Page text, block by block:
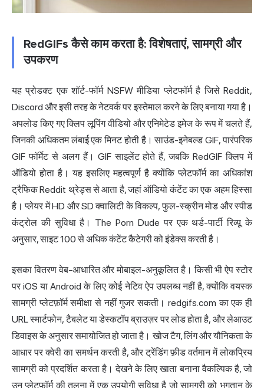
RedGIFs कैसे काम करता है: विशेषताएं, सामग्री और
उपकरण
यह प्रोडक्ट एक शॉर्ट-फॉर्म NSFW मीडिया प्लेटफॉर्म है जिसे Reddit,
Discord और इसी तरह के नेटवर्क पर इस्तेमाल करने के लिए बनाया गया है।
अपलोड किए गए क्लिप लूपिंग वीडियो और एनिमेटेड इमेज के रूप में चलते हैं,
जिनकी अधिकतम लंबाई एक मिनट होती है। साउंड-इनेबल्ड GIF, पारंपरिक
GIF फॉर्मेट से अलग हैं। GIF साइलेंट होते हैं, जबकि RedGIF क्लिप में
ऑडियो होता है। यह इसलिए महत्वपूर्ण है क्योंकि प्लेटफॉर्म का अधिकांश
ट्रैफिक Reddit थ्रेड्स से आता है, जहां ऑडियो कंटेंट का एक अहम हिस्सा
है। प्लेयर में HD और SD क्वालिटी के विकल्प, फुल-स्क्रीन मोड और स्पीड
कंट्रोल की सुविधा है। The Porn Dude पर एक थर्ड-पार्टी रिव्यू के
अनुसार, साइट 100 से अधिक कंटेंट कैटेगरी को इंडेक्स करती है।
इसका वितरण वेब-आधारित और मोबाइल-अनुकूलित है। किसी भी ऐप स्टोर
पर iOS या Android के लिए कोई नेटिव ऐप उपलब्ध नहीं है, क्योंकि वयस्क
सामग्री प्लेटफ़ॉर्म समीक्षा से नहीं गुजर सकती। redgifs.com का एक ही
URL स्मार्टफोन, टैबलेट या डेस्कटॉप ब्राउज़र पर लोड होता है, और लेआउट
डिवाइस के अनुसार समायोजित हो जाता है। खोज टैग, लिंग और यौनिकता के
आधार पर क्वेरी का समर्थन करती है, और ट्रेंडिंग फ़ीड वर्तमान में लोकप्रिय
सामग्री को प्रदर्शित करता है। देखने के लिए खाता बनाना वैकल्पिक है, जो
उन प्लेटफ़ॉर्म की तुलना में एक उपयोगी सुविधा है जो सामग्री को भुगतान के